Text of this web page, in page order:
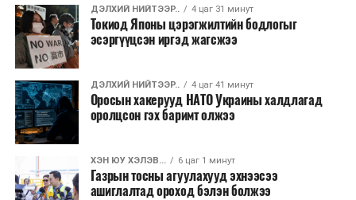
өгөх боломжтойг Нийслэлийн Байгаль Орчны Газраас
зөвлөв.
ДЭЛХИЙ НИЙТЭЭР.. 4 цаг 31 минут
Токиод Японы цэрэгжилтийн бодлогыг
эсэргүүцсэн иргэд жагсжээ
ДЭЛХИЙ НИЙТЭЭР.. 4 цаг 41 минут
Оросын хакерууд НАТО Украины халдлагад
оролцсон гэх баримт олжээ
ХЭН ЮУ ХЭЛЭВ... 6 цаг 1 минут
Газрын тосны агуулахууд эхнээсээ
ашиглалтад ороход бэлэн болжээ